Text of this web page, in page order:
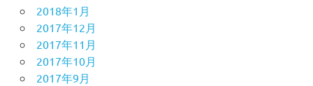
2018年1月
2017年12月
2017年11月
2017年10月
2017年9月